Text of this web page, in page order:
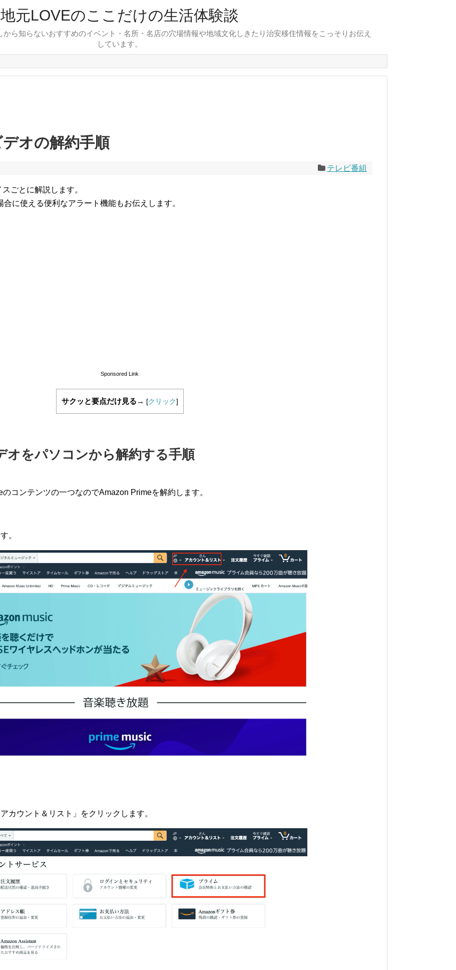
地元LOVEのここだけの生活体験談
ら知らないおすすめのイベント・名所・名店の穴場情報や地域文化しきたり治安移住情報をこっそりお伝え
しています。
オの解約手順
テレビ番組
ごとに解説します。
に使える便利なアラート機能もお伝えします。
Sponsored Link
サクッと要点だけ見る→ [クリック]
オをパソコンから解約する手順
コンテンツの一つなのでAmazon Primeを解約します。
。
カウント＆リスト」をクリックします。